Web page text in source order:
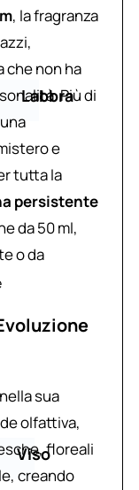
Labbra
Viso
, la fragranza
che non ha
Più di
e
tutta la
persistente
da 50 ml,
o da
sua
olfattiva,
floreali
creando